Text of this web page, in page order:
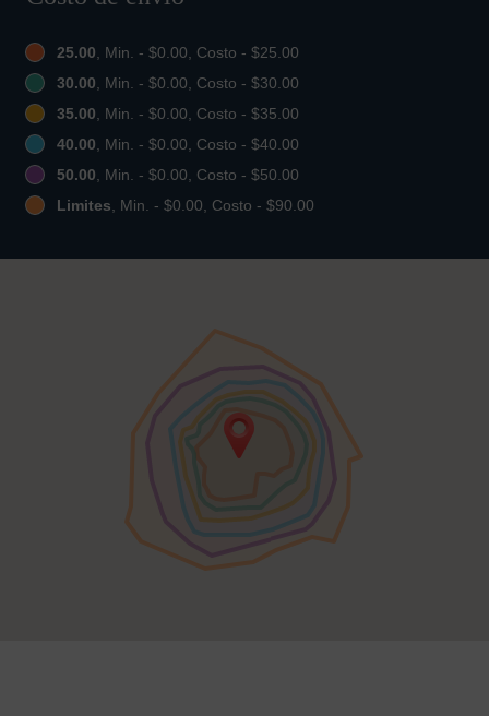
25.00, Min. - $0.00, Costo - $25.00
30.00, Min. - $0.00, Costo - $30.00
35.00, Min. - $0.00, Costo - $35.00
40.00, Min. - $0.00, Costo - $40.00
50.00, Min. - $0.00, Costo - $50.00
Limites, Min. - $0.00, Costo - $90.00